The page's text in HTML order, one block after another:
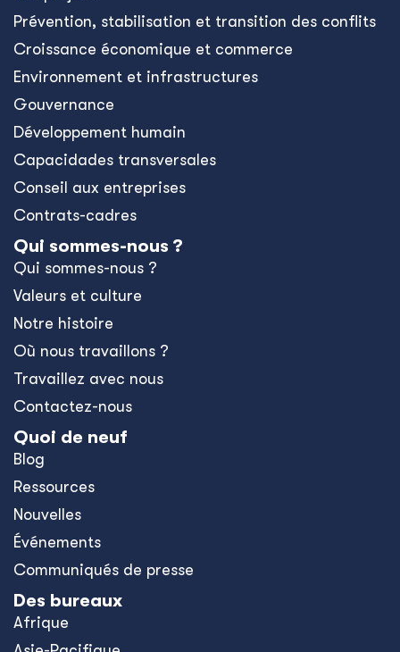
Prévention, stabilisation et transition des conflits
Croissance économique et commerce
Environnement et infrastructures
Gouvernance
Développement humain
Capacidades transversales
Conseil aux entreprises
Contrats-cadres
Qui sommes-nous ?
Qui sommes-nous ?
Valeurs et culture
Notre histoire
Où nous travaillons ?
Travaillez avec nous
Contactez-nous
Quoi de neuf
Blog
Ressources
Nouvelles
Événements
Communiqués de presse
Des bureaux
Afrique